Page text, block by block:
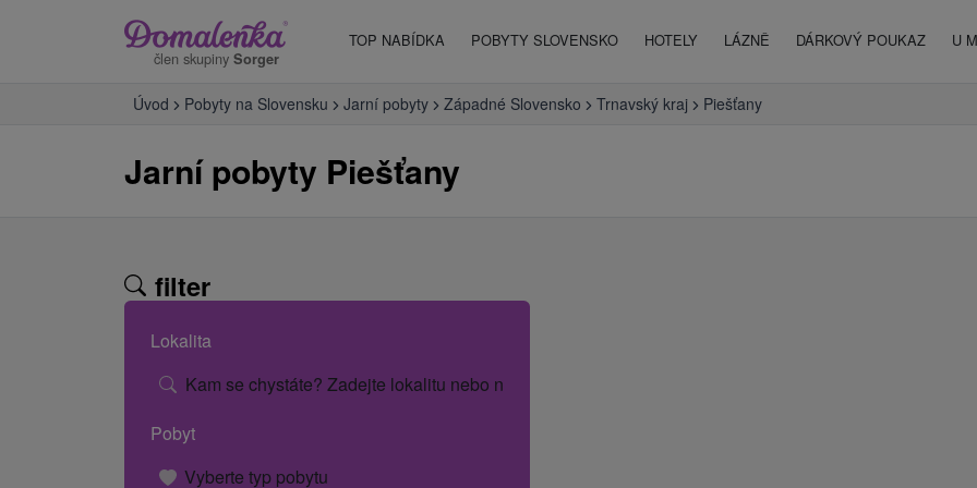
člen skupiny Sorger
TOP NABÍDKA POBYTY SLOVENSKO HOTELY LÁZNĚ DÁRKOVÝ POUKAZ U
Úvod Pobyty na Slovensku Jarní pobyty Západné Slovensko Trnavský kraj Piešťany
Jarní pobyty Piešťany
filter
Lokalita
Kam se chystáte? Zadejte lokalitu nebo název hotelu.
Pobyt
Vyberte typ pobytu